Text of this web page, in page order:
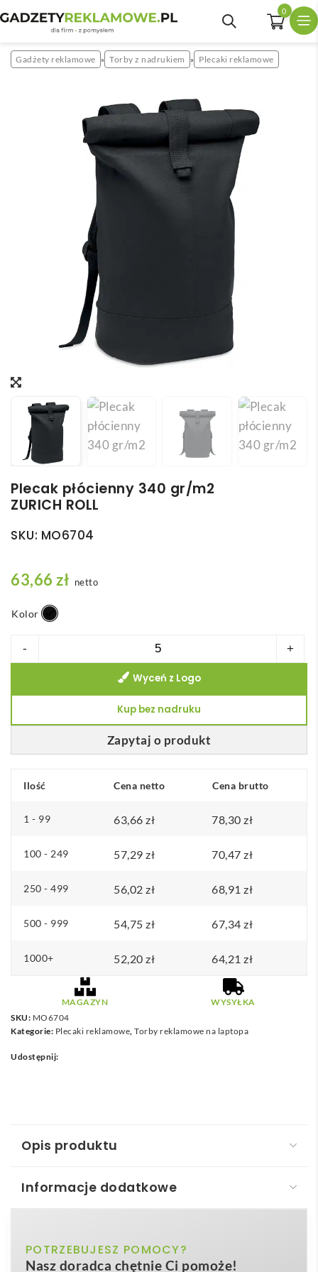
0
Gadżety reklamowe » Torby z nadrukiem » Plecaki reklamowe
Plecak płócienny 340 gr/m2
ZURICH ROLL
SKU: MO6704
63,66 zł netto
Kolor
-
Plecak
ROLL
+
Zapytaj o produkt
Wyceń z Logo
Kup bez nadruku
Ilość Cena netto Cena brutto
1 - 99 63,66 zł 78,30 zł
100 - 249 57,29 zł 70,47 zł
250 - 499 56,02 zł 68,91 zł
500 - 999 54,75 zł 67,34 zł
1000+ 52,20 zł 64,21 zł
MAGAZYN
WYSYŁKA
SKU: MO6704
Kategorie: Plecaki reklamowe, Torby reklamowe na laptopa
Udostępnij:
Opis produktu
nowoczesne połączenie urbanistycznego stylu z
Informacje dodatkowe
Kolor
czarny
POTRZEBUJESZ POMOCY?
Nasz doradca chętnie Ci pomoże!